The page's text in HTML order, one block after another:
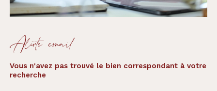
Alerte email
Vous n'avez pas trouvé le bien correspondant à votre
recherche